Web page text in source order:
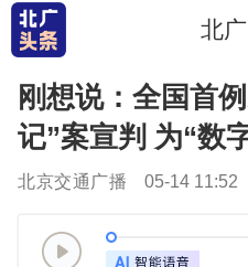
北
刚想说：全国首
记”案宣判 为“数
北京交通广播 05-14 11:52